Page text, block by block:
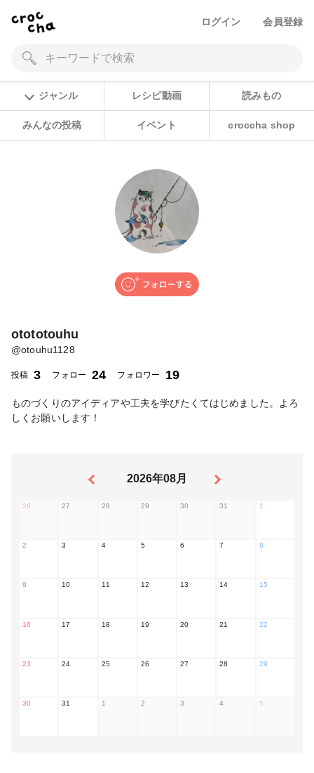
ログイン 会員登録
ジャンル レシピ動画 読みもの
みんなの投稿 イベント croccha shop
otototouhu
@otouhu1128
投稿 3 フォロー 24 フォロワー 19
ものづくりのアイディアや工夫を学びたくてはじめました。よろ
しくお願いします！
2026年08月
26 27 28 29 30 31 1
2 3 4 5 6 7 8
9 10 11 12 13 14 15
16 17 18 19 20 21 22
23 24 25 26 27 28 29
30 31 1 2 3 4 5